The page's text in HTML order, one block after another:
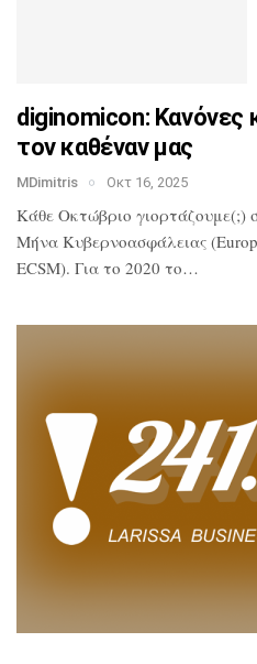
diginomicon: Κανόνες
τον καθέναν μας
MDimitris Οκτ 16, 2025
Κάθε Οκτώβριο γιορτάζουμε(;)
Μήνα Κυβερνοασφάλειας
ECSM). Για το 2020 το…